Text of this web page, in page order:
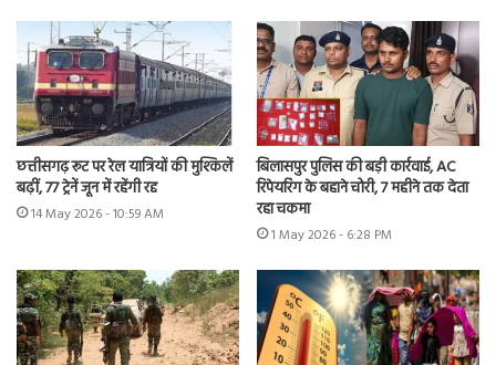
छत्तीसगढ़ रूट पर रेल यात्रियों की मुश्किलें
बढ़ीं, 77 ट्रेनें जून में रहेंगी रद्द
14 May 2026 - 10:59 AM
बिलासपुर पुलिस की बड़ी कार्रवाई, AC
रिपेयरिंग के बहाने चोरी, 7 महीने तक देता
रहा चकमा
1 May 2026 - 6:28 PM